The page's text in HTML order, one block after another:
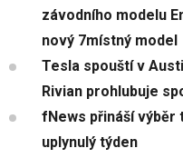
závodního modelu
nový 7místný model
Tesla spouští v
Rivian prohlubuje
fNews přináší výběr
uplynulý týden